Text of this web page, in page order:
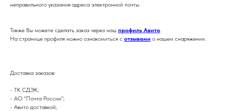
неправильного указания адреса электронной почты.
Также Вы можете сделать заказ через наш профиль Авито
На странице профиля можно ознакомиться с отзывами о нашем снаряжении.
Доставка заказов:
- ТК СДЭК;
- АО "Почта России";
- Авито доставкой;